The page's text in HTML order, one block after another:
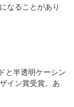
なることがあり
と半透明ケーシン
イン賞受賞。あ